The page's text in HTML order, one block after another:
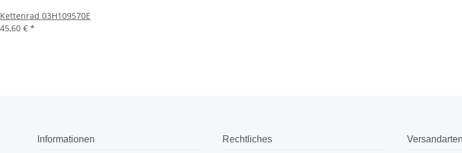
Kettenrad 03H109570E
45,60 € *
Informationen Rechtliches Versandarten